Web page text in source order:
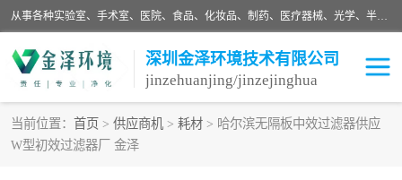
从事各种实验室、手术室、医院、食品、化妆品、制药、医疗器械、光学、半导体、精密电子等无尘车间行业的洁净车间装修设计、净化设备、恒温恒湿空调的设计制作与安装、净化系统工程项目施工及其技术支持服务。
深圳金泽环境技术有限公司
jinzehuanjing/jinzejinghua
当前位置： 首页 > 供应商机 > 耗材 > 哈尔滨无隔板中效过滤器供应
W型初效过滤器厂 金泽
耗材